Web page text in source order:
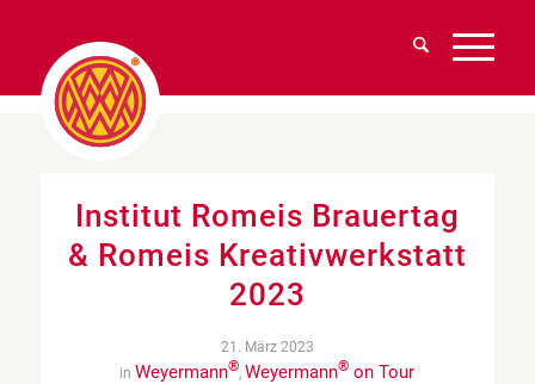
Institut Romeis Brauertag
& Romeis Kreativwerkstatt
2023
21. März 2023
in Weyermann®, Weyermann® on Tour